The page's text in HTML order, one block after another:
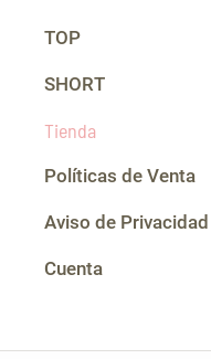
TOP
SHORT
Tienda
Políticas de Venta
Aviso de Privacidad
Cuenta